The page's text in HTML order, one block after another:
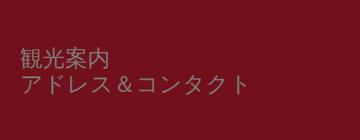
観光案内
アドレス＆コンタクト